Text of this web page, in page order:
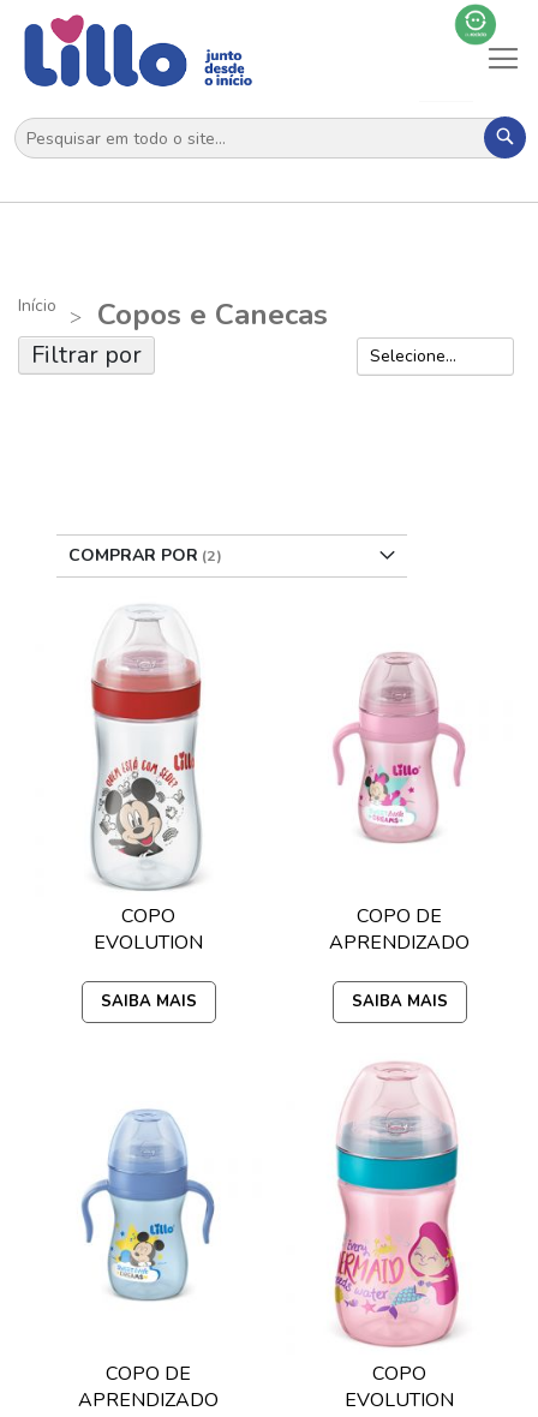
Início Copos e Canecas
COPO
EVOLUTION
LILLO - MICKEY
SAIBA MAIS
COPO DE
APRENDIZADO
LILLO - MINNIE
SAIBA MAIS
COPO DE
APRENDIZADO
COPO
EVOLUTION
Filtrar por
COMPRAR POR